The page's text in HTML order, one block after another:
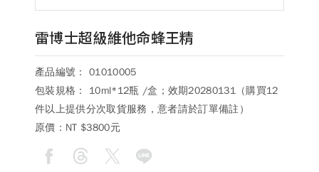
雷博士超級維他命蜂王精
產品編號： 01010005
包裝規格： 10ml*12瓶 /盒；效期20280131（購買12
件以上提供分次取貨服務，意者請於訂單備註）
原價： NT $3800元
關於我們
關於德風 人力招募
會員專區
訂單查詢 使用條款
購物說明